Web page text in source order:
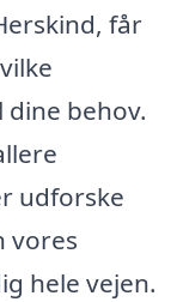
får
behov.
udforske
vores
hele vejen.